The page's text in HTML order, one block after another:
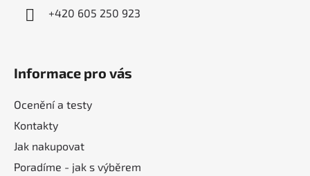
+420 605 250 923
Informace pro vás
Ocenění a testy
Kontakty
Jak nakupovat
Poradíme - jak s výběrem